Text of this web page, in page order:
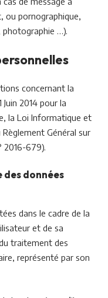
ou pornographique,
…).
concernant la
2014 pour la
la Loi Informatique et
Général sur
2016-679).
des données
dans le cadre de la
et de sa
traitement des
représenté par son